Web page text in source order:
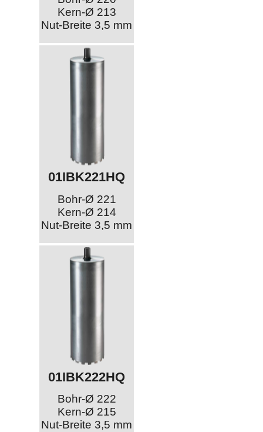
Kern-Ø 213
Nut-Breite 3,5 mm
01IBK221HQ
Bohr-Ø 221
Kern-Ø 214
Nut-Breite 3,5 mm
01IBK222HQ
Bohr-Ø 222
Kern-Ø 215
Nut-Breite 3,5 mm